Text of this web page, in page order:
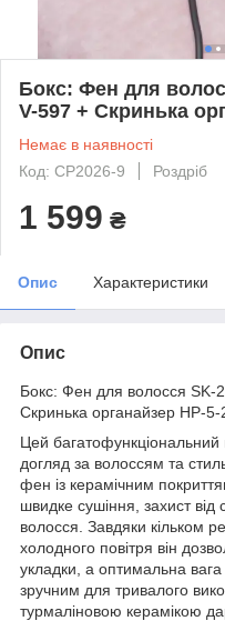
Бокс: Фен для
V-597 + Скринька
Немає в наявності
Код: CP2026-9
Роздріб
1 599 ₴
Опис Характеристики
Опис
Бокс: Фен для волосся SK-
Скринька органайзер HP-5-
Цей
догляд за волоссям та
фен із керамічним
швидке сушіння, захист від
волосся. Завдяки кільком
холодного повітря він
укладки, а оптимальна
зручним для тривалого
турмаліновою керамікою